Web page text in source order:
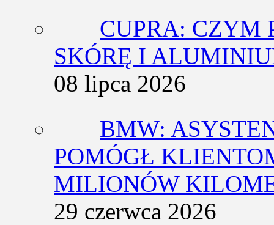
CUPRA: CZYM
SKÓRĘ I
08 lipca 2026
BMW:
POMÓGŁ
MILIONÓW
29 czerwca 2026